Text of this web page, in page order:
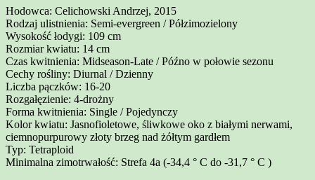
Hodowca: Celichowski Andrzej, 2015
Rodzaj ulistnienia: Semi-evergreen / Półzimozielony
Wysokość łodygi: 109 cm
Rozmiar kwiatu: 14 cm
Czas kwitnienia: Midseason-Late / Późno w połowie sezonu
Cechy rośliny: Diurnal / Dzienny
Liczba pączków: 16-20
Rozgałęzienie: 4-drożny
Forma kwitnienia: Single / Pojedynczy
Kolor kwiatu: Jasnofioletowe, śliwkowe oko z białymi nerwami,
ciemnopurpurowy złoty brzeg nad żółtym gardłem
Typ: Tetraploid
Minimalna zimotrwałość: Strefa 4a (-34,4 ° C do -31,7 ° C )